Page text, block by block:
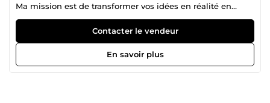
Ma mission est de transformer vos idées en réalité en
créant des solutions sur mesure, conçues pour répondre à
vos besoins spécifiques. ✅ J'ai eu le privilège de travailler
avec une multitude de clients satisfaits, de la fintech au e-
commerce, en offrant mes services de développement
web. Mon approche se distingue par une créativité sans
Contacter le vendeur
En savoir plus